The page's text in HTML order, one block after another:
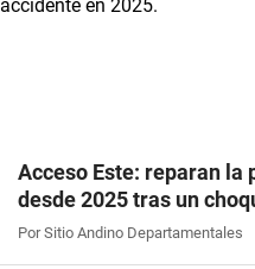
Acceso Este: reparan la
desde 2025 tras un
Por Sitio Andino Departamentales